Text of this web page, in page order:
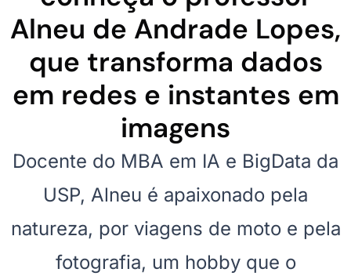
Alneu de Andrade Lopes,
que transforma dados
em redes e instantes em
imagens
Docente do MBA em IA e BigData da
USP, Alneu é apaixonado pela
natureza, por viagens de moto e pela
fotografia, um hobby que o